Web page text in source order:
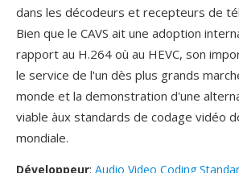
dans les décodeurs et recepteurs de
Bien que le CAVS ait une adoption
rapport au H.264 où au HEVC, son
le service de l'un dès plus grands
monde et la demonstration d'une
viable àux standards de codage vidéo
mondiale.
Développeur: Audio Video Coding